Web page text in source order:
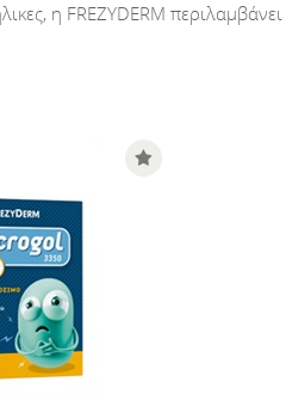
η FREZYDERM